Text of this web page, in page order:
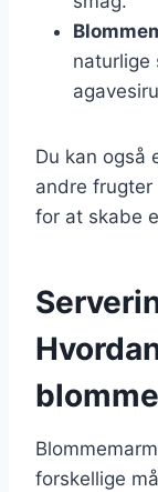
naturlige
Du kan også
andre
for at skabe
forskellige